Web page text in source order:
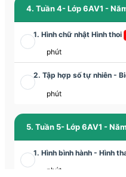
4. Tuần 4- Lớp 6AV1 -
1. Hình chữ nhật Hình thoi
phút
2. Tập hợp số tự nhiên -
phút
5. Tuần 5- Lớp 6AV1 -
1. Hình bình hành - Hình
phút